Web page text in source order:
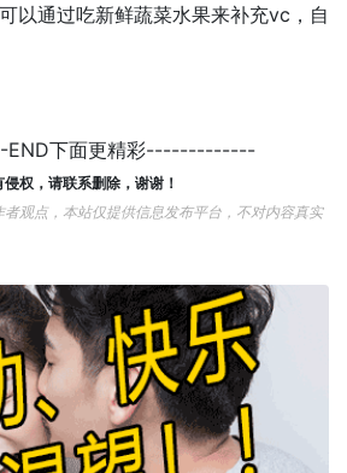
以通过吃新鲜蔬菜水果来补充vc，自
下面更精彩-------------
权，请联系删除，谢谢！
观点，本站仅提供信息发布平台，不对内容真实